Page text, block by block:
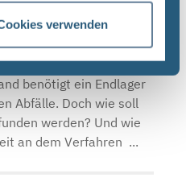
verwenden
Endlagersuche in
benötigt ein Endlager
Abfälle. Doch wie soll
werden? Und wie
an dem Verfahren ...